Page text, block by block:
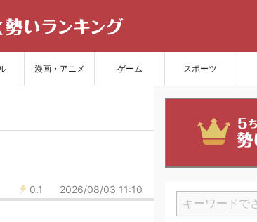
漫画・アニメ ゲーム スポーツ
0.1 2026/08/03 11:10